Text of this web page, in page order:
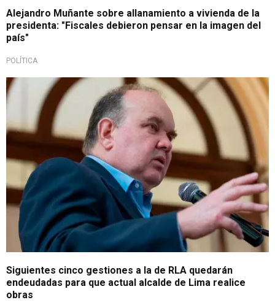
Alejandro Muñante sobre allanamiento a vivienda de la
presidenta: "Fiscales debieron pensar en la imagen del
país"
POLÍTICA
¡En exclusiva!
Siguientes cinco gestiones a la de RLA quedarán
endeudadas para que actual alcalde de Lima realice
obras